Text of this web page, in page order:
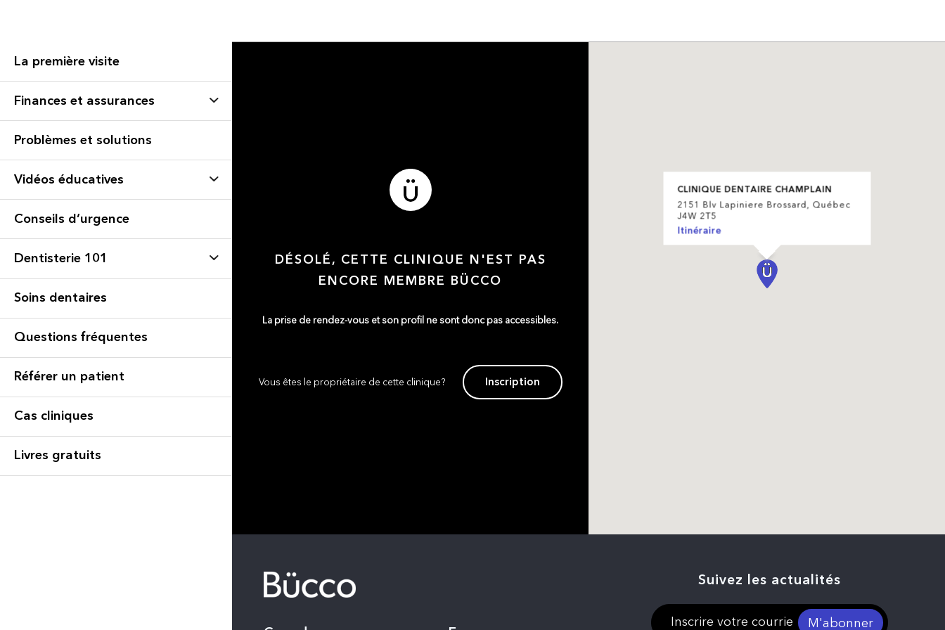
La première visite
Finances et assurances
Problèmes et solutions
Vidéos éducatives
Conseils d’urgence
Dentisterie 101
Soins dentaires
Questions fréquentes
Référer un patient
Cas cliniques
Livres gratuits
DÉSOLÉ, CETTE CLINIQUE N'EST PAS
ENCORE MEMBRE BÜCCO
La prise de rendez-vous et son profil ne sont donc pas accessibles.
Vous êtes le propriétaire de cette clinique? Inscription
CLINIQUE DENTAIRE CHAMPLAIN
2151 Blv Lapiniere Brossard, Québec
J4W 2T5
Itinéraire
Suivez les actualités
M'abonner